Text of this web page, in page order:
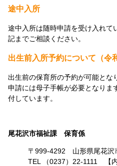
途中入所
途中入所は随時申請を受け入れて
記までご相談ください。
出生前入所予約について（令
出生前の保育所の予約が可能とな
申請には母子手帳が必要となりま
付しています。
尾花沢市福祉課 保育係
〒999-4292 山形県尾花沢
TEL （0237）22-1111 【内